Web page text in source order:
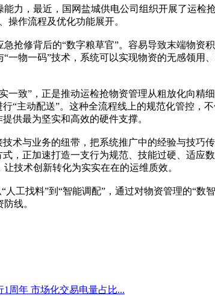
力，最近，国网盐城供电公司组织开展了运
操作流程及优化功能展开。
抢修背后的“数字粮草官”。容易导致末端物资
物一码”技术，系统可以实现物资的无感领用
一致”，正是推动运检抢物资管理从粗放化向
“主动配送”。这种全流程线上的规范化管控，
供最为坚实和高效的硬件支撑。
术与业务的纽带，把系统推广中的经验与技
，正加速打造一支行为规范、技能过硬、适应
技术创新转化为实实在在的运维质效。
工找料”到“智能调配”，通过对物资管理的“数
线。
周年 市场化交易电量占比...